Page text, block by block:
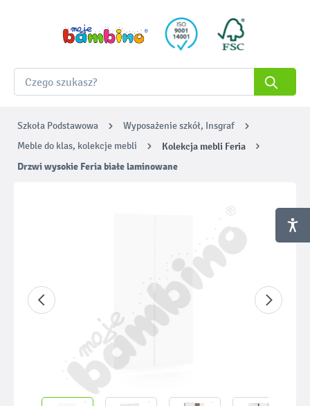
Szkoła Podstawowa
Wyposażenie szkół, Insgraf
Meble do klas, kolekcje mebli
Kolekcja mebli Feria
Drzwi wysokie Feria białe laminowane